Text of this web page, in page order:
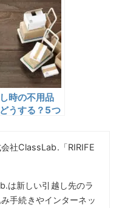
ない場合の対
介！
時の不用品
うする？5つ
社ClassLab.「RIRIFE
は新しい引越し先のラ
手続きやインターネッ